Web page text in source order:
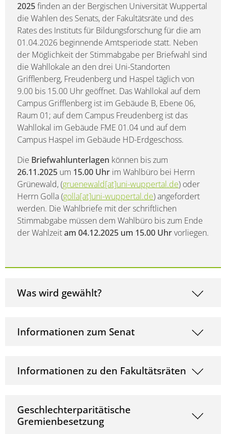
2025finden an der Bergischen Universität Wuppertal
die Wahlen des Senats, der Fakultätsräte und des
Rates des Instituts für Bildungsforschung für die am
01.04.2026 beginnende Amtsperiode statt. Neben
der Möglichkeit der Stimmabgabe per Briefwahl sind
die Wahllokale an den drei Uni-Standorten
Grifflenberg, Freudenberg und Haspel täglich von
9.00 bis 15.00 Uhr geöffnet. Das Wahllokal auf dem
Campus Grifflenberg ist im Gebäude B, Ebene 06,
Raum 01; auf dem Campus Freudenberg ist das
Wahllokal im Gebäude FME 01.04 und auf dem
Campus Haspel im Gebäude HD-Erdgeschoss.
Die Briefwahlunterlagen können bis zum
26.11.2025 um 15.00 Uhr im Wahlbüro bei Herrn
Grünewald, (gruenewald[at]uni-wuppertal.de) oder
Herrn Golla (golla[at]uni-wuppertal.de) angefordert
werden. Die Wahlbriefe mit der schriftlichen
Stimmabgabe müssen dem Wahlbüro bis zum Ende
der Wahlzeitam 04.12.2025 um 15.00 Uhrvorliegen.
Was wird gewählt?
Informationen zum Senat
Informationen zu den Fakultätsräten
Geschlechterparitätische
Gremienbesetzung